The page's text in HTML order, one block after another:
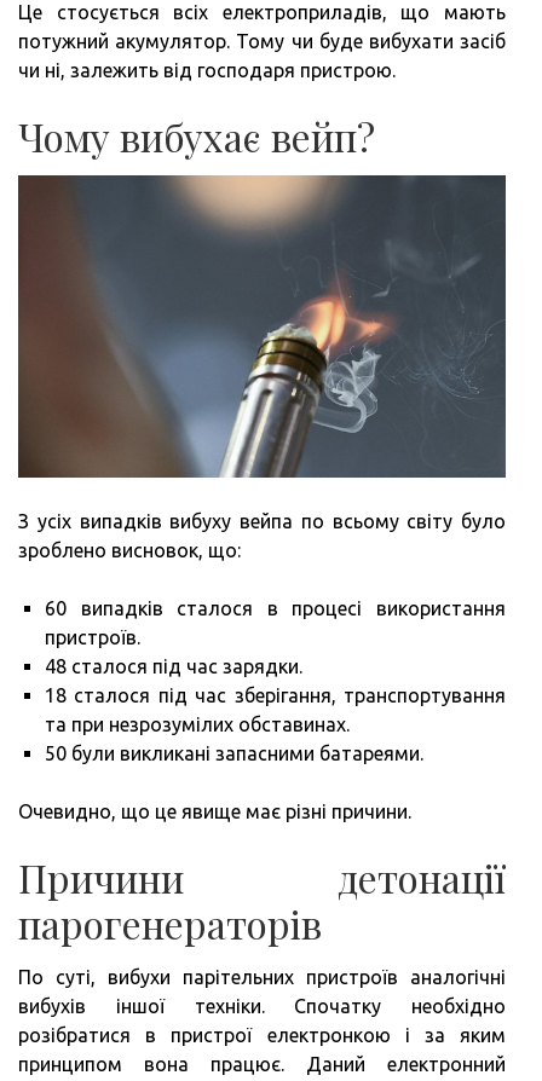
Це стосується всіх електроприладів, що мають
потужний акумулятор. Тому чи буде вибухати засіб
чи ні, залежить від господаря пристрою.
Чому вибухає вейп?
З усіх випадків вибуху вейпа по всьому світу було
зроблено висновок, що:
60 випадків сталося в процесі використання
пристроїв.
48 сталося під час зарядки.
18 сталося під час зберігання, транспортування
та при незрозумілих обставинах.
50 були викликані запасними батареями.
Очевидно, що це явище має різні причини.
Причини детонації
парогенераторів
По суті, вибухи парітельних пристроїв аналогічні
вибухів іншої техніки. Спочатку необхідно
розібратися в пристрої електронкою і за яким
принципом вона працює. Даний електронний